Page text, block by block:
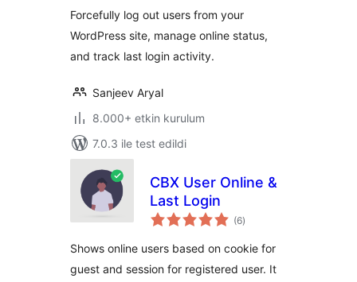
Forcefully log out users from your
WordPress site, manage online status,
and track last login activity.
Sanjeev Aryal
8.000+ etkin kurulum
7.0.3 ile test edildi
CBX User Online &
Last Login
(6toplam
puan
)
Shows online users based on cookie for
guest and session for registered user. It